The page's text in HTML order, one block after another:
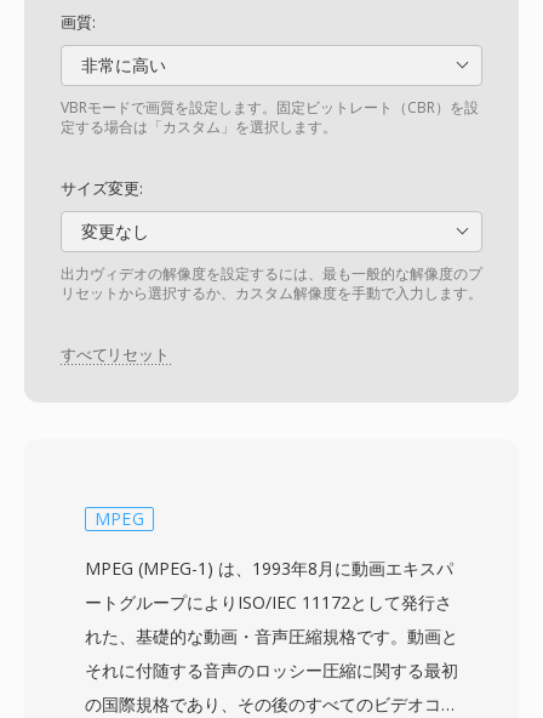
画質:
非常に高い
VBRモードで画質を設定します。固定ビットレート（CBR）を設
定する場合は「カスタム」を選択します。
サイズ変更:
変更なし
出力ヴィデオの解像度を設定するには、最も一般的な解像度のプ
リセットから選択するか、カスタム解像度を手動で入力します。
すべてリセット
MPEG
MPEG (MPEG-1) は、1993年8月に動画エキスパ
ートグループによりISO/IEC 11172として発行さ
れた、基礎的な動画・音声圧縮規格です。動画と
それに付随する音声のロッシー圧縮に関する最初
の国際規格であり、その後のすべてのビデオコー